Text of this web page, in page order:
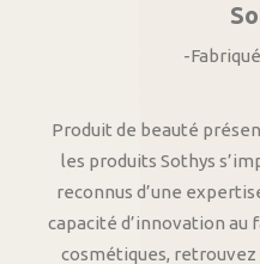
-
Produit de beauté
les produits Sothys
reconnus d’une
capacité d’innovation au
cosmétiques, retrouvez